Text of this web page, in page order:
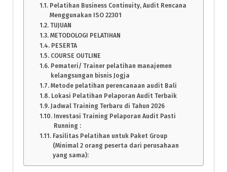
Pelatihan Business Continuity, Audit Rencana
Menggunakan ISO 22301
TUJUAN
METODOLOGI PELATIHAN
PESERTA
COURSE OUTLINE
Pemateri/ Trainer pelatihan manajemen
kelangsungan bisnis Jogja
Metode pelatihan perencanaan audit Bali
Lokasi Pelatihan Pelaporan Audit Terbaik
Jadwal Training Terbaru di Tahun 2026
Investasi Training Pelaporan Audit Pasti
Running :
Fasilitas Pelatihan untuk Paket Group
(Minimal 2 orang peserta dari perusahaan
yang sama):